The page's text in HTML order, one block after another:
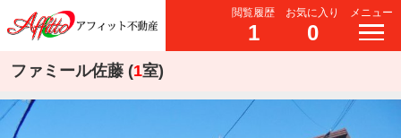
閲覧履歴
1
お気に入り
0
メニュー
ファミール佐藤 (1室)